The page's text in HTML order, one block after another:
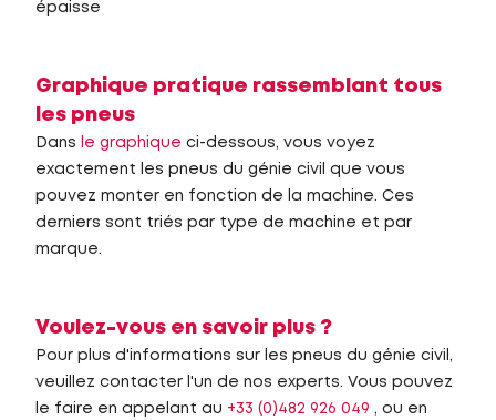
épaisse
Graphique pratique rassemblant tous
les pneus
Dans le graphique ci-dessous, vous voyez
exactement les pneus du génie civil que vous
pouvez monter en fonction de la machine. Ces
derniers sont triés par type de machine et par
marque.
Voulez-vous en savoir plus ?
Pour plus d'informations sur les pneus du génie civil,
veuillez contacter l'un de nos experts. Vous pouvez
le faire en appelant au +33 (0)482 926 049 , ou en